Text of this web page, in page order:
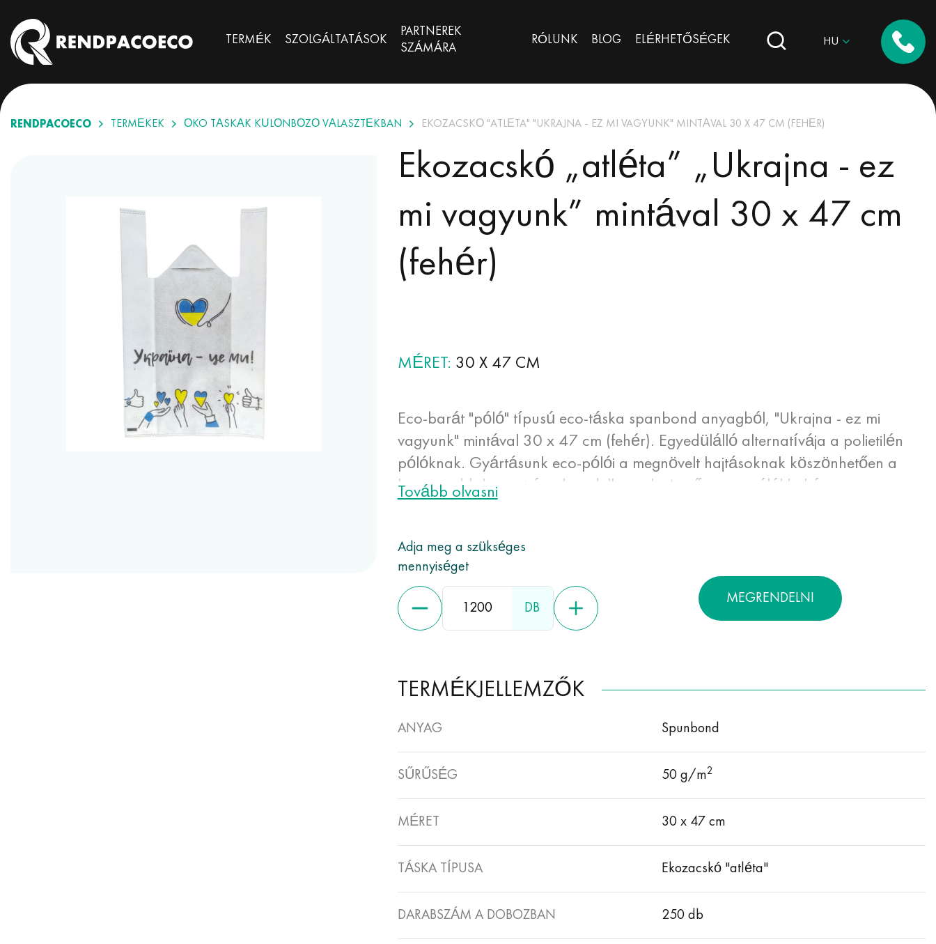
TERMÉK SZOLGÁLTATÁSOK
PARTNEREK
SZÁMÁRA
RÓLUNK BLOG ELÉRHETŐSÉGEK HU
RENDPACOECO TERMÉKEK ÖKO TÁSKÁK KÜLÖNBÖZŐ VÁLASZTÉKBAN EKOZACSKÓ "ATLÉTA" "UKRAJNA - EZ MI VAGYUNK" MINTÁVAL 30 X 47 CM (FEHÉR)
Ekozacskó „atléta” „Ukrajna - ez
mi vagyunk” mintával 30 x 47 cm
(fehér)
MÉRET 30 Х 47 CM
Eco-barát "póló" típusú eco-táska spanbond anyagból, "Ukrajna - ez mi
vagyunk" mintával 30 x 47 cm (fehér). Egyedülálló alternatívája a polietilén
pólóknak. Gyártásunk eco-pólói a megnövelt hajtásoknak köszönhetően a
legnagyobb kapacitással rendelkeznek. A műanyag pólókkal és
miatt alkalmasak élelmiszerek csomagolására és tárolására.
Tovább olvasni
Adja meg a szükséges
mennyiséget
DB
MEGRENDELNI
TERMÉKJELLEMZŐK
ANYAG Spunbond
SŰRŰSÉG 50 g/m2
MÉRET 30 х 47 cm
TÁSKA TÍPUSA Ekozacskó "atléta"
DARABSZÁM A DOBOZBAN 250 db